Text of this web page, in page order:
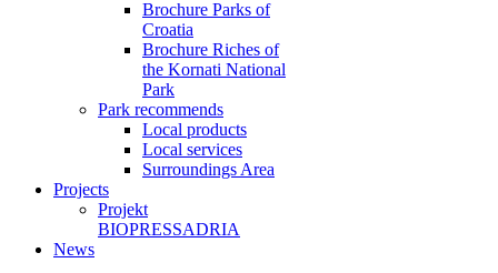
Brochure Parks of
Croatia
Brochure Riches of
the Kornati National
Park
Park recommends
Local products
Local services
Surroundings Area
Projects
Projekt
BIOPRESSADRIA
News